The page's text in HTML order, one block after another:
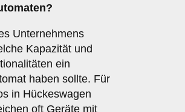
Unternehmens
Kapazität und
ein
haben sollte. Für
in Hückeswagen
oft Geräte mit